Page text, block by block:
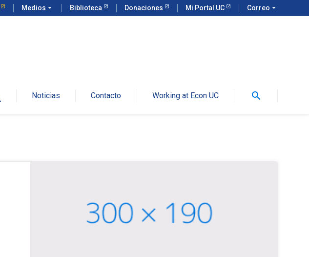
Medios arrow_drop_down Biblioteca Donaciones Mi Portal UC Correo arrow_drop_down
Noticias Contacto Working at Econ UC search